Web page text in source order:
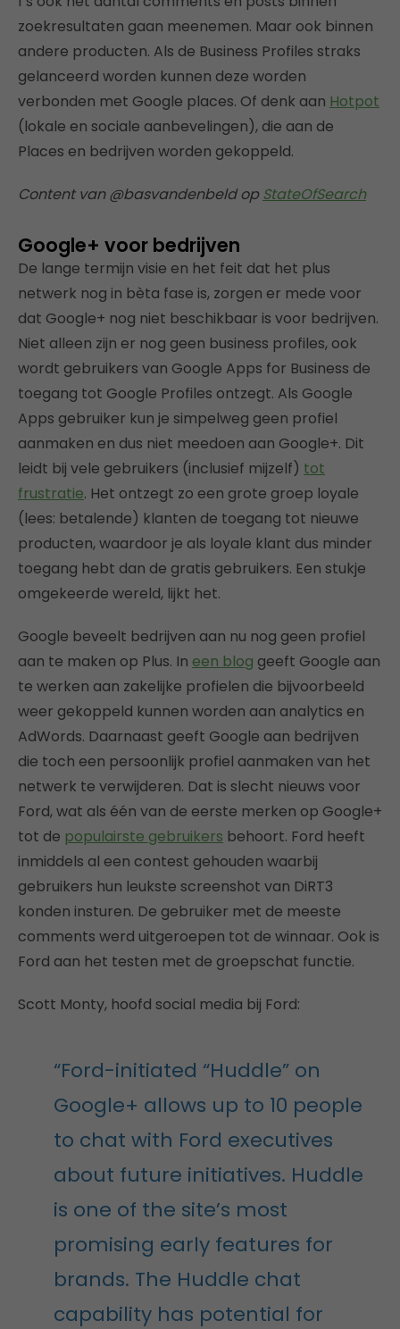
zoekresultaten gaan meenemen. Maar ook binnen
andere producten. Als de Business Profiles straks
gelanceerd worden kunnen deze worden
verbonden met Google places. Of denk aan Hotpot
(lokale en sociale aanbevelingen), die aan de
Places en bedrijven worden gekoppeld.
Content van @basvandenbeld opStateOfSearch
Google+ voor bedrijven
De lange termijn visie en het feit dat het plus
netwerk nog in bèta fase is, zorgen er mede voor
dat Google+ nog niet beschikbaar is voor bedrijven.
Niet alleen zijn er nog geen business profiles, ook
wordt gebruikers van Google Apps for Business de
toegang tot Google Profiles ontzegt. Als Google
Apps gebruiker kun je simpelweg geen profiel
aanmaken en dus niet meedoen aan Google+. Dit
leidt bij vele gebruikers (inclusief mijzelf) tot
frustratie. Het ontzegt zo een grote groep loyale
(lees: betalende) klanten de toegang tot nieuwe
producten, waardoor je als loyale klant dus minder
toegang hebt dan de gratis gebruikers. Een stukje
omgekeerde wereld, lijkt het.
Google beveelt bedrijven aan nu nog geen profiel
aan te maken op Plus. In een blog geeft Google aan
te werken aan zakelijke profielen die bijvoorbeeld
weer gekoppeld kunnen worden aan analytics en
AdWords. Daarnaast geeft Google aan bedrijven
die toch een persoonlijk profiel aanmaken van het
netwerk te verwijderen. Dat is slecht nieuws voor
Ford, wat als één van de eerste merken op Google+
tot de populairste gebruikers behoort. Ford heeft
inmiddels al een contest gehouden waarbij
gebruikers hun leukste screenshot van DiRT3
konden insturen. De gebruiker met de meeste
comments werd uitgeroepen tot de winnaar. Ook is
Ford aan het testen met de groepschat functie.
Scott Monty, hoofd social media bij Ford:
“Ford-initiated “Huddle” on
Google+ allows up to 10 people
to chat with Ford executives
about future initiatives. Huddle
is one of the site’s most
promising early features for
brands. The Huddle chat
capability has potential for